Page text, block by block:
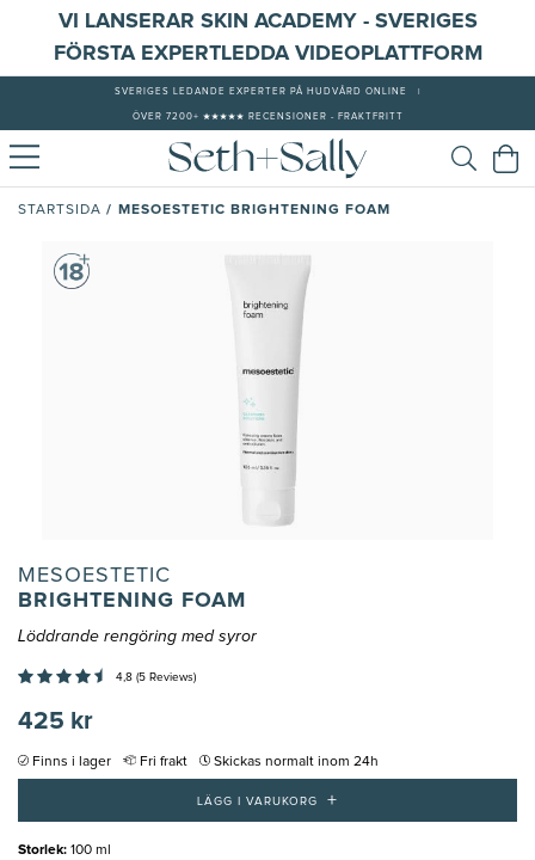
VI LANSERAR SKIN ACADEMY - SVERIGES
FÖRSTA EXPERTLEDDA VIDEOPLATTFORM
SVERIGES LEDANDE EXPERTER PÅ HUDVÅRD ONLINE
ÖVER 7200+ ★★★★★ RECENSIONER - FRAKTFRITT
STARTSIDA / MESOESTETIC BRIGHTENING FOAM
MESOESTETIC
BRIGHTENING FOAM
Löddrande rengöring med syror
4,8 (5 Reviews)
425 kr
Finns i lager Fri frakt Skickas normalt inom 24h
LÄGG I VARUKORG +
Storlek: 100 ml